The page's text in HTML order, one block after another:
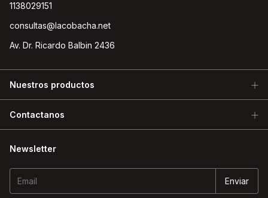
1138029151
consultas@lacobacha.net
Av. Dr. Ricardo Balbin 2436
Nuestros productos
Contactanos
Newsletter